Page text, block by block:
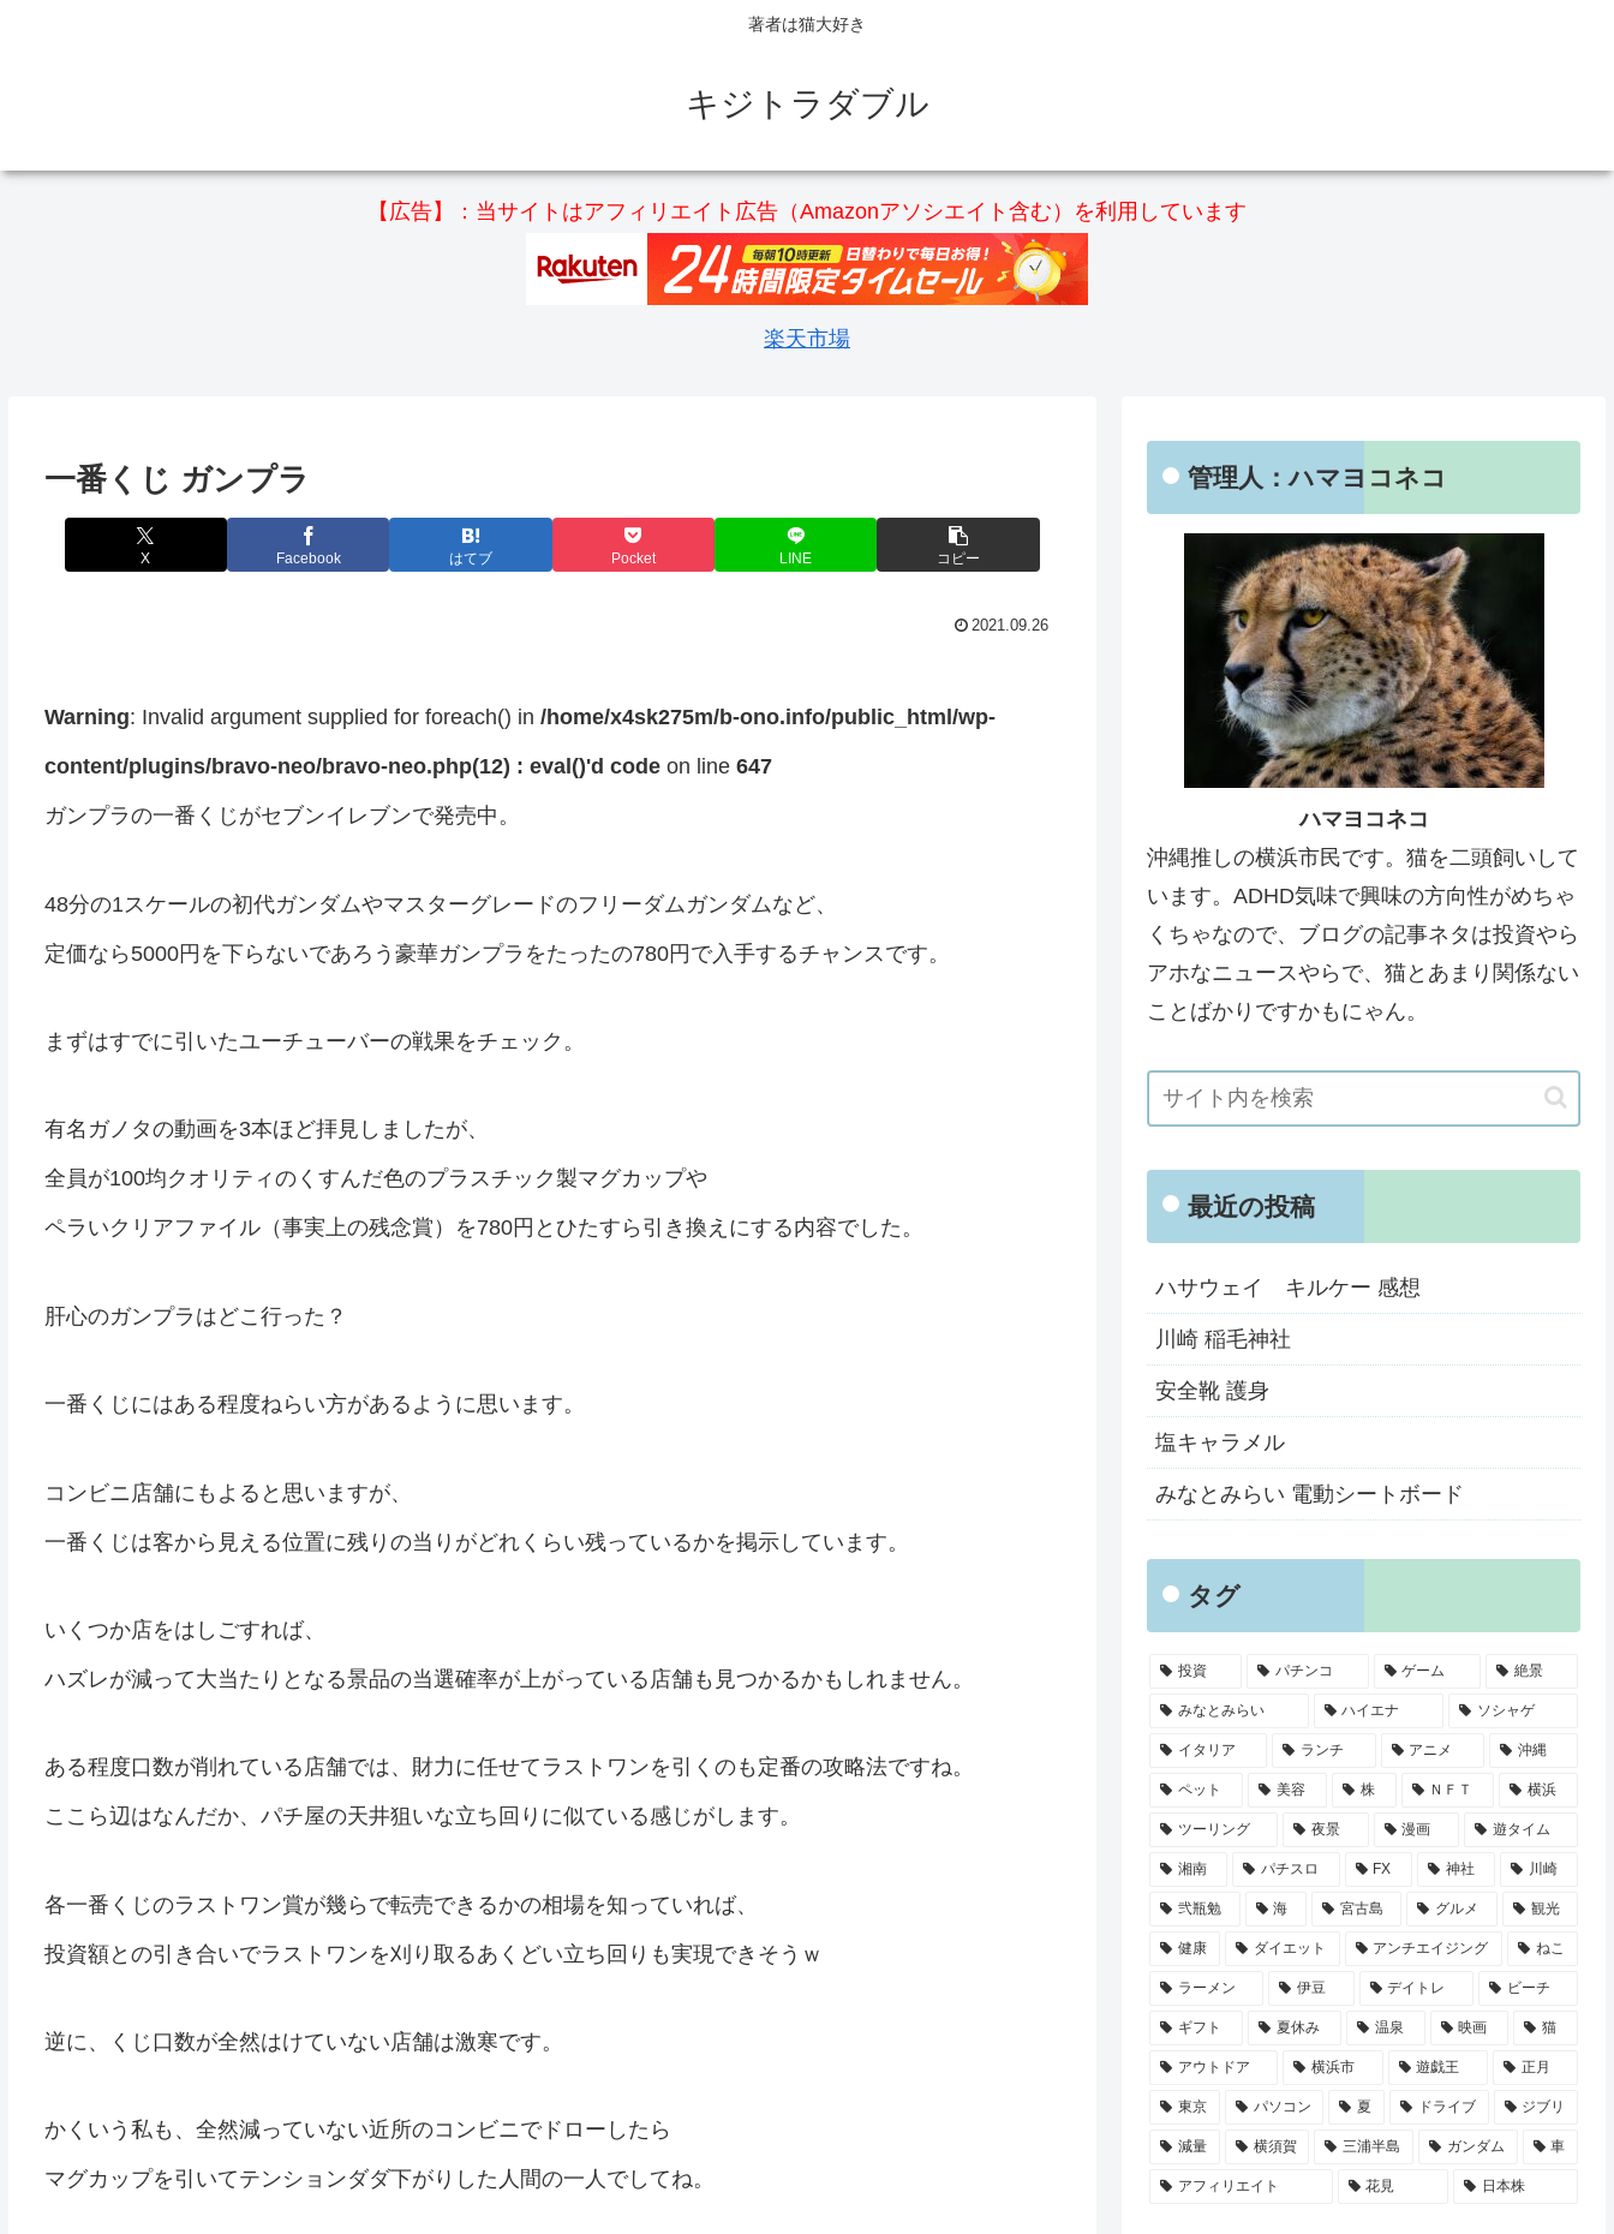
著者は猫大好き
キジトラダブル
【広告】：当サイトはアフィリエイト広告（Amazonアソシエイト含む）を利用しています
楽天市場
一番くじ ガンプラ
X Facebook はてブ Pocket LINE コピー
2021.09.26
Warning: Invalid argument supplied for foreach() in /home/x4sk275m/b-ono.info/public_html/wp-
content/plugins/bravo-neo/bravo-neo.php(12) : eval()'d codeon line 647
ガンプラの一番くじがセブンイレブンで発売中。
48分の1スケールの初代ガンダムやマスターグレードのフリーダムガンダムなど、
定価なら5000円を下らないであろう豪華ガンプラをたったの780円で入手するチャンスです。
まずはすでに引いたユーチューバーの戦果をチェック。
有名ガノタの動画を3本ほど拝見しましたが、
全員が100均クオリティのくすんだ色のプラスチック製マグカップや
ペラいクリアファイル（事実上の残念賞）を780円とひたすら引き換えにする内容でした。
肝心のガンプラはどこ行った？
一番くじにはある程度ねらい方があるように思います。
コンビニ店舗にもよると思いますが、
一番くじは客から見える位置に残りの当りがどれくらい残っているかを掲示しています。
いくつか店をはしごすれば、
ハズレが減って大当たりとなる景品の当選確率が上がっている店舗も見つかるかもしれません。
ある程度口数が削れている店舗では、財力に任せてラストワンを引くのも定番の攻略法ですね。
ここら辺はなんだか、パチ屋の天井狙いな立ち回りに似ている感じがします。
各一番くじのラストワン賞が幾らで転売できるかの相場を知っていれば、
投資額との引き合いでラストワンを刈り取るあくどい立ち回りも実現できそうｗ
逆に、くじ口数が全然はけていない店舗は激寒です。
かくいう私も、全然減っていない近所のコンビニでドローしたら
マグカップを引いてテンションダダ下がりした人間の一人でしてね。
管理人：ハマヨコネコ
ハマヨコネコ
沖縄推しの横浜市民です。猫を二頭飼いして
います。ADHD気味で興味の方向性がめちゃ
くちゃなので、ブログの記事ネタは投資やら
アホなニュースやらで、猫とあまり関係ない
ことばかりですかもにゃん。
最近の投稿
ハサウェイ キルケー 感想
川崎 稲毛神社
安全靴 護身
塩キャラメル
みなとみらい 電動シートボード
タグ
投資 パチンコ ゲーム 絶景
みなとみらい ハイエナ ソシャゲ
イタリア ランチ アニメ 沖縄
ペット 美容 株 ＮＦＴ 横浜
ツーリング 夜景 漫画 遊タイム
湘南 パチスロ FX 神社 川崎
弐瓶勉 海 宮古島 グルメ 観光
健康 ダイエット アンチエイジング ねこ
ラーメン 伊豆 デイトレ ビーチ
ギフト 夏休み 温泉 映画 猫
アウトドア 横浜市 遊戯王 正月
東京 パソコン 夏 ドライブ ジブリ
減量 横須賀 三浦半島 ガンダム 車
アフィリエイト 花見 日本株